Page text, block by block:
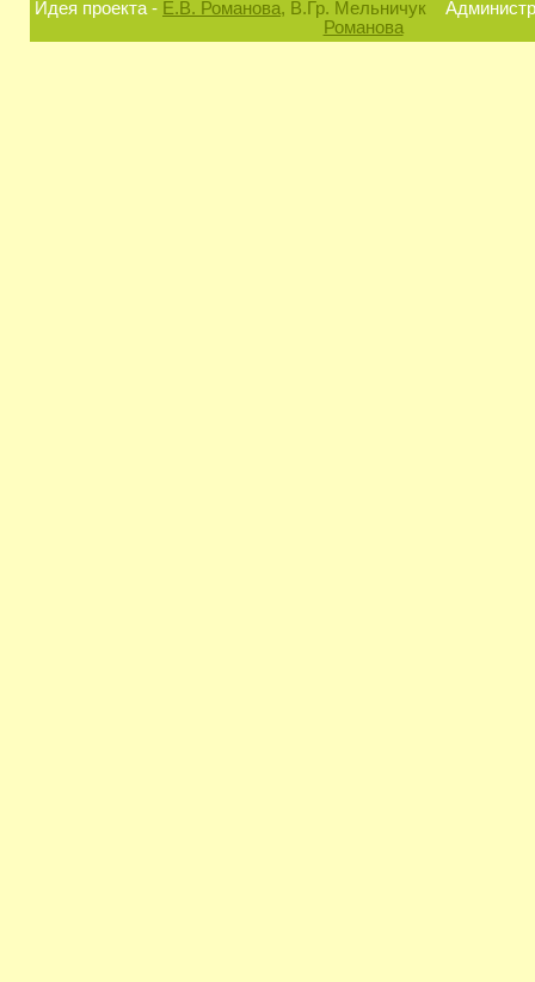
Идея проекта - Е.В. Романова, В.Гр. Мельничук
Романова